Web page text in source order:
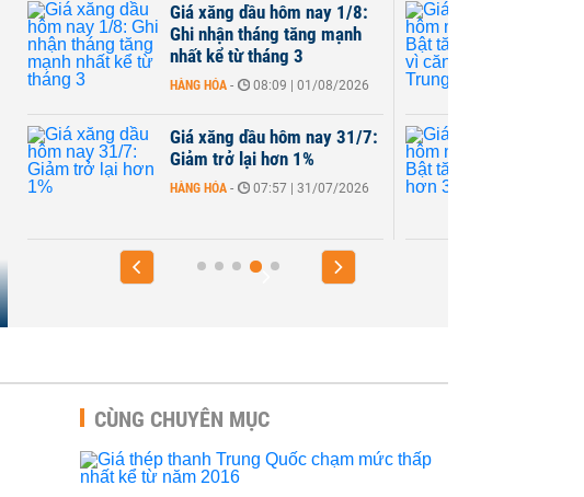
Giá xăng dầu hôm nay 1/8:
Ghi nhận tháng tăng mạnh
nhất kể từ tháng 3
HÀNG HÓA - 08:09 | 01/08/2026
Giá xăng dầu hôm nay 31/7:
Giảm trở lại hơn 1%
HÀNG HÓA - 07:57 | 31/07/2026
CÙNG CHUYÊN MỤC